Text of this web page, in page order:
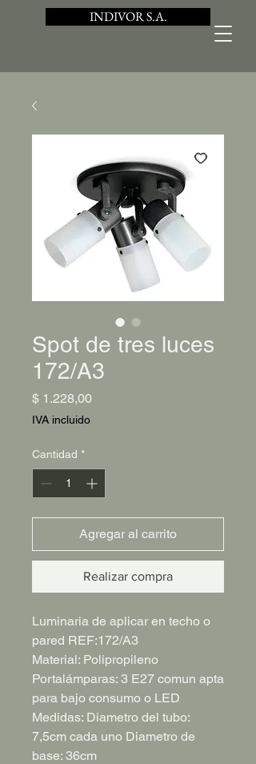
INDIVOR S.A.
Spot de tres luces
172/A3
$ 1.228,00Precio
IVA incluido
Cantidad *
Agregar al carrito
Realizar compra
Luminaria de aplicar en techo o
pared REF:172/A3
Material: Polipropileno
Portalámparas: 3 E27 comun apta
para bajo consumo o LED
Medidas: Diametro del tubo:
7,5cm cada uno Diametro de
base: 36cm